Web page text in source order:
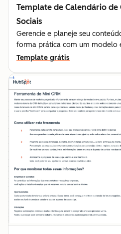
Template de Calendário de
Sociais
Gerencie e planeje seu
forma prática com um modelo
Template grátis